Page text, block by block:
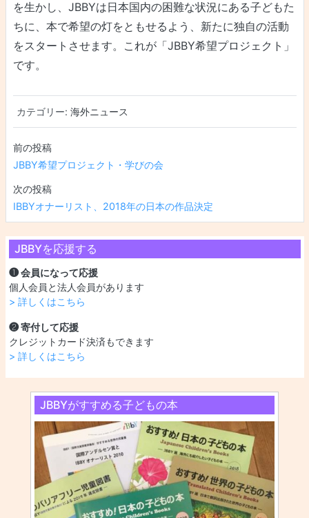
JBBYを応援する
❶ 会員になって応援
個人会員と法人会員があります
> 詳しくはこちら
❷ 寄付して応援
クレジットカード決済もできます
> 詳しくはこちら
JBBYがすすめる子どもの本
を生かし、JBBYは日本国内の困難な状況にある子どもた
ちに、本で希望の灯をともせるよう、新たに独自の活動
をスタートさせます。これが「JBBY希望プロジェクト」
です。
カテゴリー: 海外ニュース
投稿ナビゲーション
JBBY希望プロジェクト・学びの会
IBBYオナーリスト、2018年の日本の作品決定